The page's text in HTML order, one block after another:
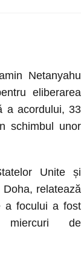
Netanyahu
eliberarea
a acordului, 33
schimbul unor
Unite și
relatează
a focului a fost
de